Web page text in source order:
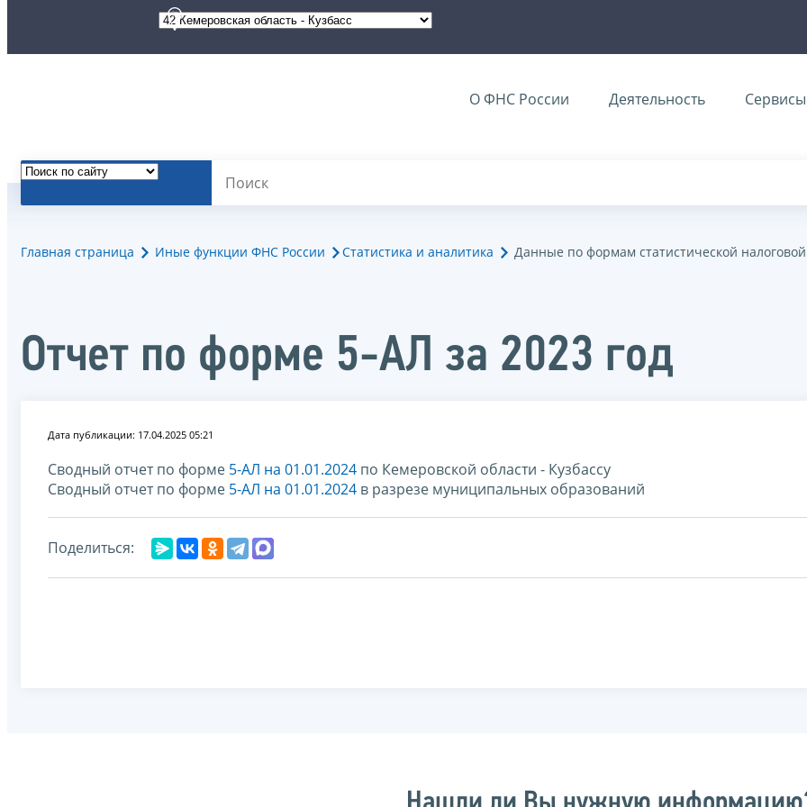
О ФНС России Деятельность Сервисы
Главная страница Иные функции ФНС России Статистика и аналитика Данные по формам статистической
Отчет по форме 5-АЛ за 2023 год
Дата публикации: 17.04.2025 05:21
Сводный отчет по форме 5-АЛ на 01.01.2024 по Кемеровской области - Кузбассу
Сводный отчет по форме 5-АЛ на 01.01.2024 в разрезе муниципальных образований
Поделиться: